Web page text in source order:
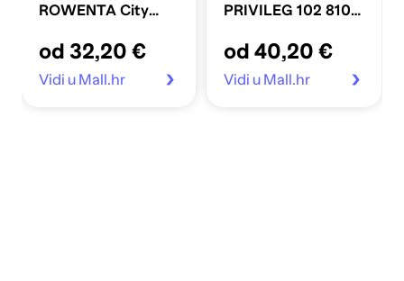
ROWENTA City
od 32,20 €
Vidi u Mall.hr
PRIVILEG 102 810 /
od 40,20 €
Vidi u Mall.hr